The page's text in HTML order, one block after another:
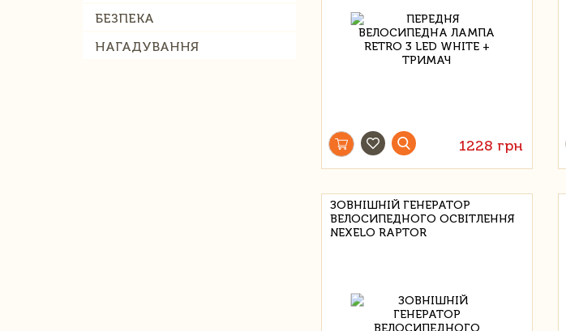
БЕЗПЕКА
НАГАДУВАННЯ
1228 грн
ЗОВНІШНІЙ ГЕНЕРАТОР
ВЕЛОСИПЕДНОГО ОСВІТЛЕННЯ
NEXELO RAPTOR